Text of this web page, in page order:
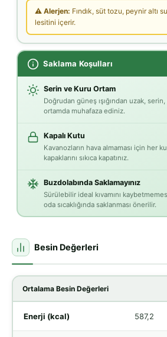
⚠ Alerjen: Fındık, süt tozu, peynir altı
lesitini içerir.
Saklama Koşulları
Serin ve Kuru Ortam
Doğrudan güneş ışığından uzak,
ortamda muhafaza ediniz.
Kapalı Kutu
Kavanozların hava almaması için her
kapaklarını sıkıca kapatınız.
Buzdolabında Saklamayınız
Sürülebilir ideal kıvamını
oda sıcaklığında saklanması önerilir.
Besin Değerleri
Ortalama Besin Değerleri
Enerji (kcal) 587,2